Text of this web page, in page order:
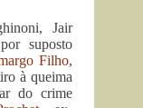
Jair
suposto
Filho,
à queima
do crime